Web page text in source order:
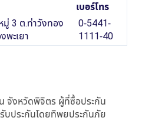
เบอร์โทร
มู่ 3 ต.ท่าวังทอง
พะเยา
0-5441-
1111-40
จังหวัดพิจิตร ผู้ที่ซื้อประกัน
ประกันโดยทิพยประกันภัย